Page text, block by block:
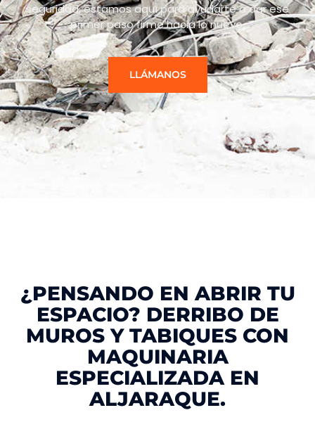
seguridad, estamos aquí para ayudarte a dar ese
primer paso firme hacia lo nuevo.
LLÁMANOS
¿PENSANDO EN ABRIR TU
ESPACIO? DERRIBO DE
MUROS Y TABIQUES CON
MAQUINARIA
ESPECIALIZADA EN
ALJARAQUE.